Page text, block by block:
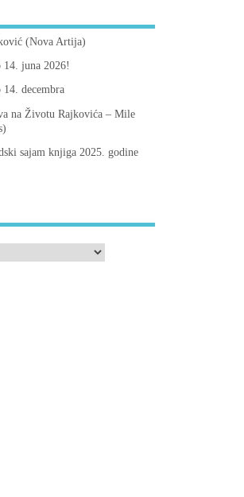
(Nova Artija)
juna 2026!
decembra
na Životu Rajkovića – Mile
sajam knjiga 2025. godine